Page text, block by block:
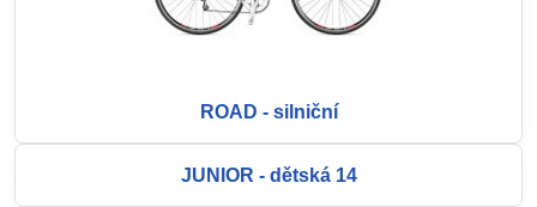
ROAD - silniční
JUNIOR - dětská 14